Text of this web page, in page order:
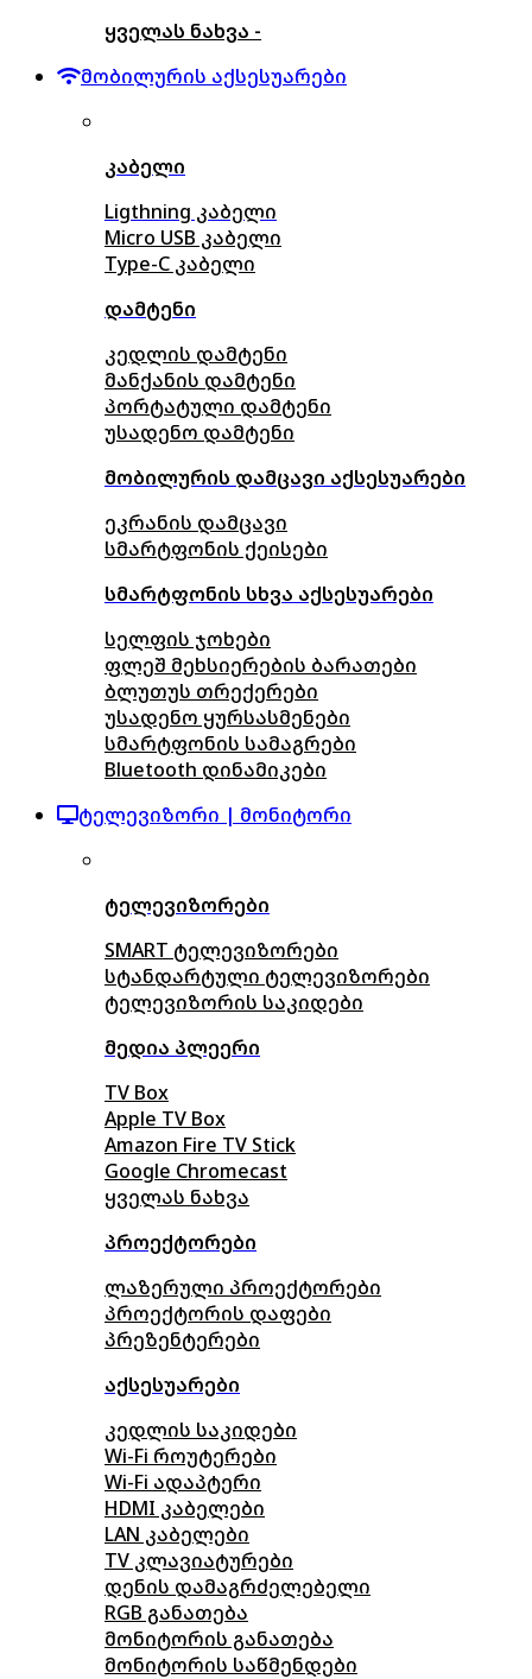
ყველას ნახვა -
მობილურის აქსესუარები
კაბელი
Ligthning კაბელი
Micro USB კაბელი
Type-C კაბელი
დამტენი
კედლის დამტენი
მანქანის დამტენი
პორტატული დამტენი
უსადენო დამტენი
მობილურის დამცავი აქსესუარები
ეკრანის დამცავი
სმარტფონის ქეისები
სმარტფონის სხვა აქსესუარები
სელფის ჯოხები
ფლეშ მეხსიერების ბარათები
ბლუთუს თრექერები
უსადენო ყურსასმენები
სმარტფონის სამაგრები
Bluetooth დინამიკები
ტელევიზორი | მონიტორი
ტელევიზორები
SMART ტელევიზორები
სტანდარტული ტელევიზორები
ტელევიზორის საკიდები
მედია პლეერი
TV Box
Apple TV Box
Amazon Fire TV Stick
Google Chromecast
ყველას ნახვა
პროექტორები
ლაზერული პროექტორები
პროექტორის დაფები
პრეზენტერები
აქსესუარები
კედლის საკიდები
Wi-Fi როუტერები
Wi-Fi ადაპტერი
HDMI კაბელები
LAN კაბელები
TV კლავიატურები
დენის დამაგრძელებელი
RGB განათება
მონიტორის განათება
მონიტორის საწმენდები